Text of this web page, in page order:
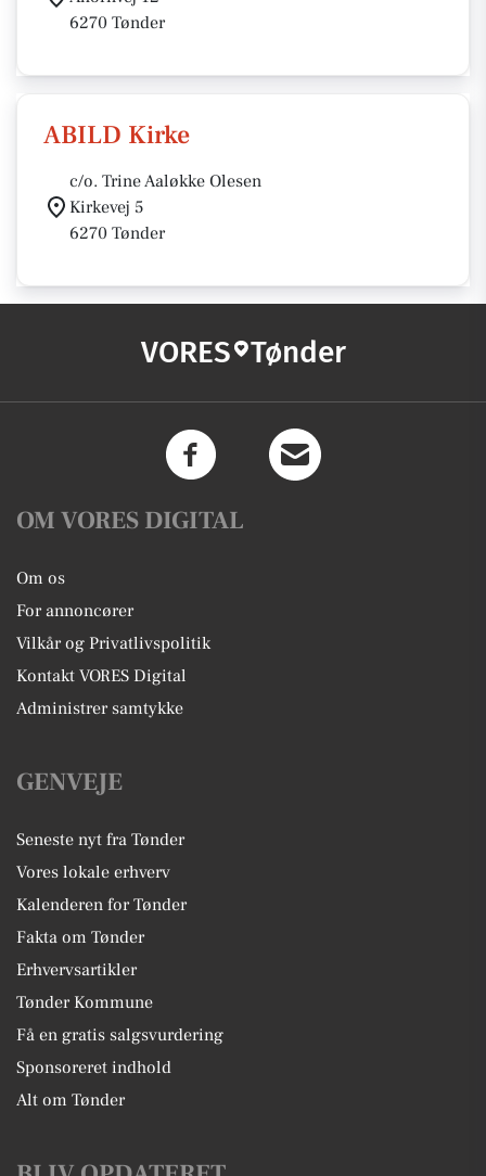
6270 Tønder
ABILD Kirke
c/o. Trine Aaløkke Olesen
Kirkevej 5
6270 Tønder
VORES Tønder
OM VORES DIGITAL
Om os
For annoncører
Vilkår og Privatlivspolitik
Kontakt VORES Digital
Administrer samtykke
GENVEJE
Seneste nyt fra Tønder
Vores lokale erhverv
Kalenderen for Tønder
Fakta om Tønder
Erhvervsartikler
Tønder Kommune
Få en gratis salgsvurdering
Sponsoreret indhold
Alt om Tønder